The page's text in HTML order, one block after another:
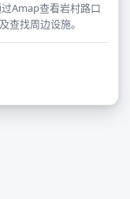
Amap查看岩村路口
查找周边设施。